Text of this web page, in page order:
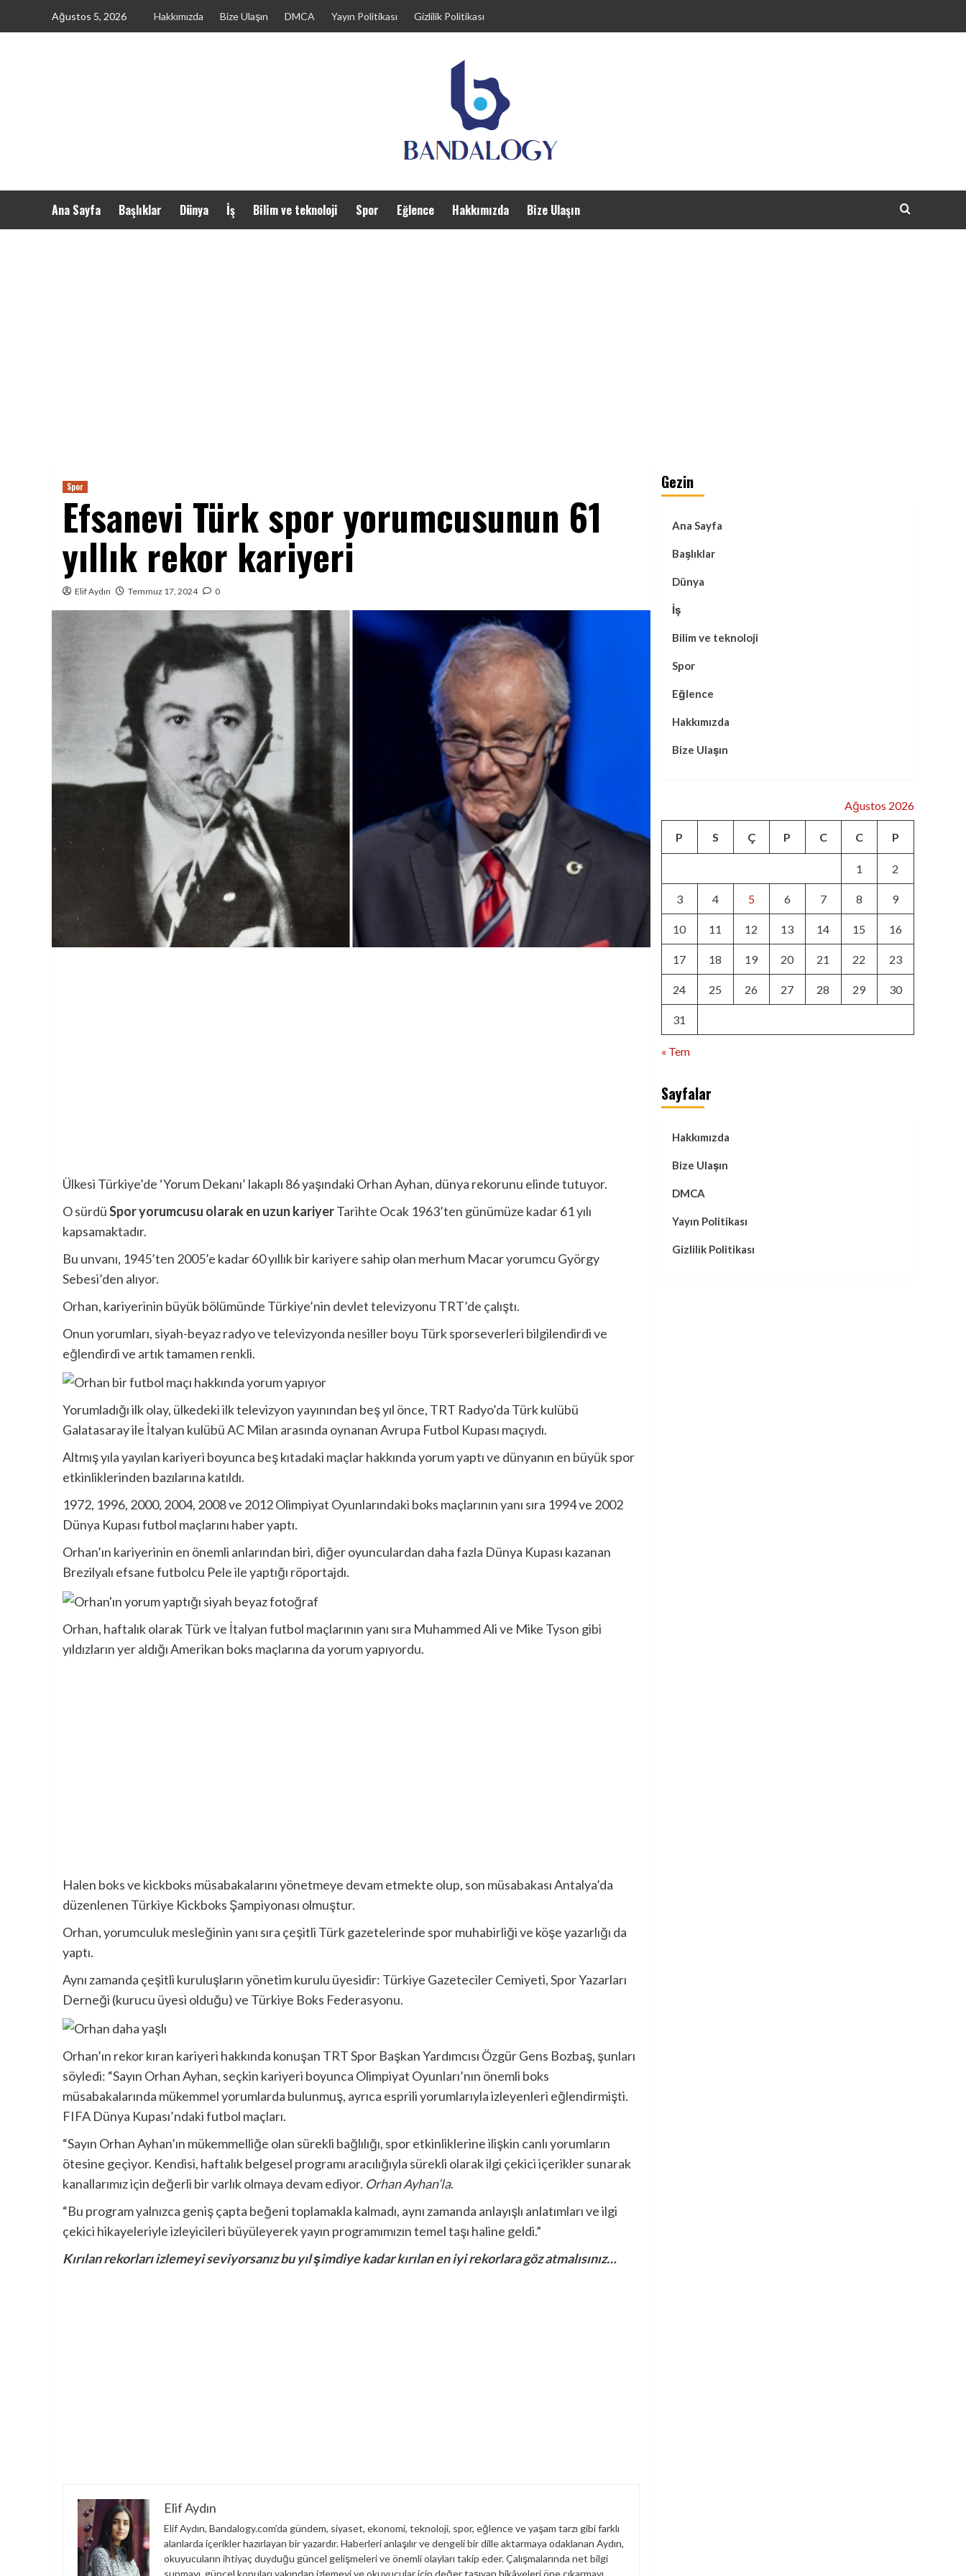
Ağustos 5, 2026 Hakkımızda Bize Ulaşın DMCA Yayın Politikası Gizlilik Politikası
Ana Sayfa Başlıklar Dünya İş Bilim ve teknoloji Spor Eğlence Hakkımızda Bize Ulaşın
Spor
Efsanevi Türk spor yorumcusunun 61
yıllık rekor kariyeri
Elif Aydın Temmuz 17, 2024 0
Ülkesi Türkiye’de ‘Yorum Dekanı’ lakaplı 86 yaşındaki Orhan Ayhan, dünya rekorunu elinde tutuyor.
O sürdüSpor yorumcusu olarak en uzun kariyerTarihte Ocak 1963’ten günümüze kadar 61 yılı
kapsamaktadır.
Bu unvanı, 1945’ten 2005’e kadar 60 yıllık bir kariyere sahip olan merhum Macar yorumcu György
Sebesi’den alıyor.
Orhan, kariyerinin büyük bölümünde Türkiye’nin devlet televizyonu TRT’de çalıştı.
Onun yorumları, siyah-beyaz radyo ve televizyonda nesiller boyu Türk sporseverleri bilgilendirdi ve
eğlendirdi ve artık tamamen renkli.
Yorumladığı ilk olay, ülkedeki ilk televizyon yayınından beş yıl önce, TRT Radyo’da Türk kulübü
Galatasaray ile İtalyan kulübü AC Milan arasında oynanan Avrupa Futbol Kupası maçıydı.
Altmış yıla yayılan kariyeri boyunca beş kıtadaki maçlar hakkında yorum yaptı ve dünyanın en büyük spor
etkinliklerinden bazılarına katıldı.
1972, 1996, 2000, 2004, 2008 ve 2012 Olimpiyat Oyunlarındaki boks maçlarının yanı sıra 1994 ve 2002
Dünya Kupası futbol maçlarını haber yaptı.
Orhan’ın kariyerinin en önemli anlarından biri, diğer oyunculardan daha fazla Dünya Kupası kazanan
Brezilyalı efsane futbolcu Pele ile yaptığı röportajdı.
Orhan, haftalık olarak Türk ve İtalyan futbol maçlarının yanı sıra Muhammed Ali ve Mike Tyson gibi
yıldızların yer aldığı Amerikan boks maçlarına da yorum yapıyordu.
Halen boks ve kickboks müsabakalarını yönetmeye devam etmekte olup, son müsabakası Antalya’da
düzenlenen Türkiye Kickboks Şampiyonası olmuştur.
Orhan, yorumculuk mesleğinin yanı sıra çeşitli Türk gazetelerinde spor muhabirliği ve köşe yazarlığı da
yaptı.
Aynı zamanda çeşitli kuruluşların yönetim kurulu üyesidir: Türkiye Gazeteciler Cemiyeti, Spor Yazarları
Derneği (kurucu üyesi olduğu) ve Türkiye Boks Federasyonu.
Orhan’ın rekor kıran kariyeri hakkında konuşan TRT Spor Başkan Yardımcısı Özgür Gens Bozbaş, şunları
söyledi: “Sayın Orhan Ayhan, seçkin kariyeri boyunca Olimpiyat Oyunları’nın önemli boks
müsabakalarında mükemmel yorumlarda bulunmuş, ayrıca esprili yorumlarıyla izleyenleri eğlendirmişti.
FIFA Dünya Kupası’ndaki futbol maçları.
“Sayın Orhan Ayhan’ın mükemmelliğe olan sürekli bağlılığı, spor etkinliklerine ilişkin canlı yorumların
ötesine geçiyor. Kendisi, haftalık belgesel programı aracılığıyla sürekli olarak ilgi çekici içerikler sunarak
kanallarımız için değerli bir varlık olmaya devam ediyor. Orhan Ayhan’la.
“Bu program yalnızca geniş çapta beğeni toplamakla kalmadı, aynı zamanda anlayışlı anlatımları ve ilgi
çekici hikayeleriyle izleyicileri büyüleyerek yayın programımızın temel taşı haline geldi.”
Kırılan rekorları izlemeyi seviyorsanız bu yıl şimdiye kadar kırılan en iyi rekorlara göz atmalısınız…
Elif Aydın
Elif Aydın, Bandalogy.com’da gündem, siyaset, ekonomi, teknoloji, spor, eğlence ve yaşam tarzı gibi farklı
alanlarda içerikler hazırlayan bir yazardır. Haberleri anlaşılır ve dengeli bir dille aktarmaya odaklanan Aydın,
okuyucuların ihtiyaç duyduğu güncel gelişmeleri ve önemli olayları takip eder. Çalışmalarında net bilgi
Gezin
Ana Sayfa
Başlıklar
Dünya
İş
Bilim ve teknoloji
Spor
Eğlence
Hakkımızda
Bize Ulaşın
Ağustos 2026
P S Ç P C C P
1 2
3 4 5 6 7 8 9
10 11 12 13 14 15 16
17 18 19 20 21 22 23
24 25 26 27 28 29 30
31
« Tem
Sayfalar
Hakkımızda
Bize Ulaşın
DMCA
Yayın Politikası
Gizlilik Politikası